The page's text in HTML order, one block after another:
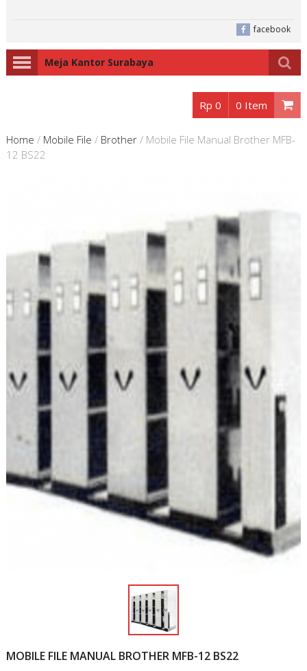
facebook
Meja Kantor Surabaya
Rp 0 0 Item
Home / Mobile File / Brother/ Mobile File Manual Brother MFB-
12 BS22
MOBILE FILE MANUAL BROTHER MFB-12 BS22